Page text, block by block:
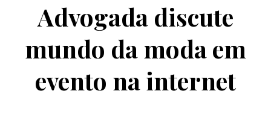
Advogada discute
mundo da moda em
evento na internet